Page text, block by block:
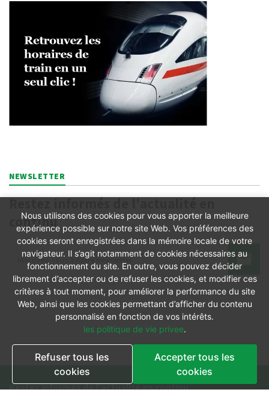
NEWSLETTER
continu
Restez informés de l'actualité en continu
Nous utilisons des cookies pour vous apporter la meilleure
expérience possible sur notre site Web. Vos préférences des
cookies seront enregistrées dans la mémoire locale de votre
navigateur. Il s’agit notamment de cookies nécessaires au
fonctionnement du site. En outre, vous pouvez décider
librement d’accepter ou de refuser les cookies, et modifier ces
critères à tout moment, pour améliorer la performance du site
Web, ainsi que les cookies permettant d’afficher du contenu
personnalisé en fonction de vos intérêts.
les politique de vie privee.
Refuser tous les
cookies
Accepter tous les
cookies